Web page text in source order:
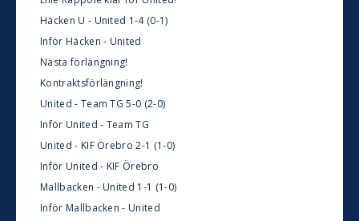
Häcken U - United 1-4 (0-1)
Inför Häcken - United
Nästa förlängning!
Kontraktsförlängning!
United - Team TG 5-0 (2-0)
Inför United - Team TG
United - KIF Örebro 2-1 (1-0)
Inför United - KIF Örebro
Mallbacken - United 1-1 (1-0)
Inför Mallbacken - United